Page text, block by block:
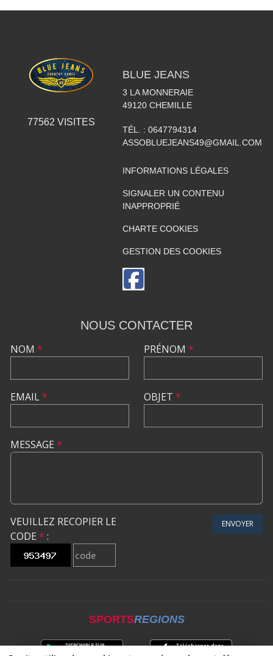
77562 VISITES
BLUE JEANS
3 LA MONNERAIE
49120 CHEMILLE
TÉL. : 0647794314
ASSOBLUEJEANS49@GMAIL.COM
INFORMATIONS LÉGALES
SIGNALER UN CONTENU
INAPPROPRIÉ
CHARTE COOKIES
GESTION DES COOKIES
NOUS CONTACTER
NOM *
EMAIL*
PRÉNOM *
OBJET *
MESSAGE *
VEUILLEZ RECOPIER LE
CODE * :
ENVOYER
SPORTSREGIONS